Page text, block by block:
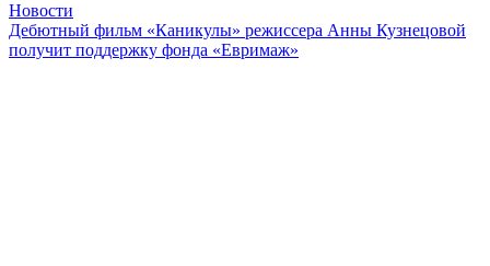
Новости
Дебютный фильм «Каникулы» режиссера Анны Кузнецовой
получит поддержку фонда «Евримаж»